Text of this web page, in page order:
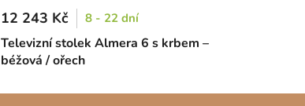
Televizní stolek Almera 6 s krbem –
béžová / ořech
12 243 Kč 8 - 22 dní